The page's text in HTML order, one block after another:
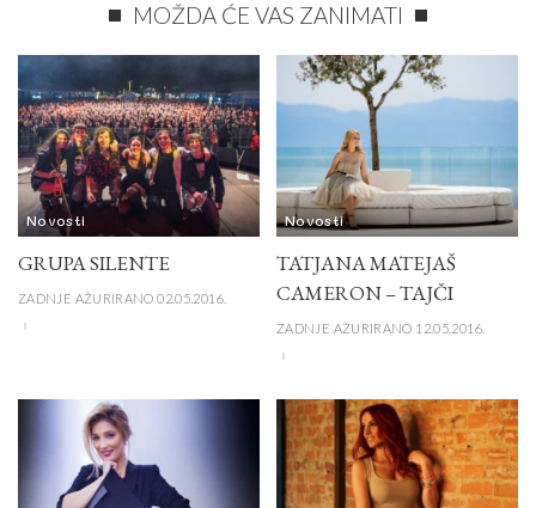
MOŽDA ĆE VAS ZANIMATI
Novosti
GRUPA SILENTE
ZADNJE AŽURIRANO 02.05.2016.
Novosti
TATJANA MATEJAŠ
CAMERON – TAJČI
ZADNJE AŽURIRANO 12.05.2016.